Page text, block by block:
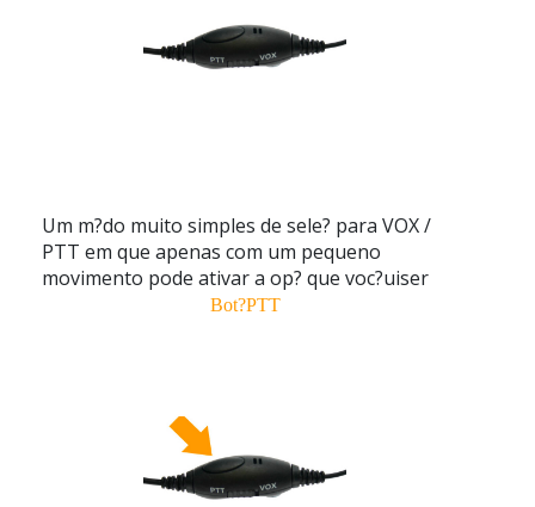
Um m?do muito simples de sele? para VOX /
PTT em que apenas com um pequeno
movimento pode ativar a op? que voc?uiser
Bot?PTT